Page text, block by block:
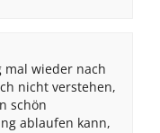
mal wieder nach
nicht verstehen,
schön
ablaufen kann,